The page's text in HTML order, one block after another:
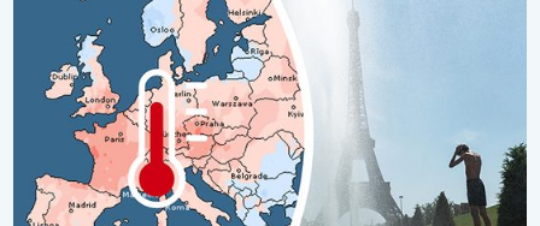
Den næstvarmeste maj måned på verdensplan. Tidlig